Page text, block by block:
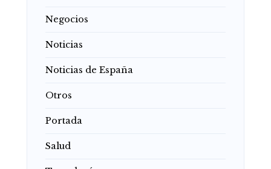
Negocios
Noticias
Noticias de España
Otros
Portada
Salud